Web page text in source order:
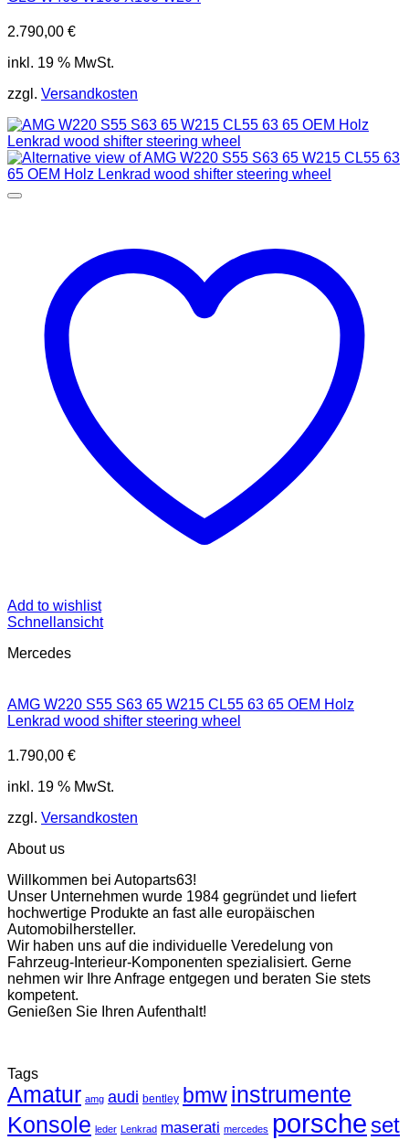
2.790,00 €
inkl. 19 % MwSt.
zzgl. Versandkosten
Add to wishlist
Schnellansicht
Mercedes
AMG W220 S55 S63 65 W215 CL55 63 65 OEM Holz
Lenkrad wood shifter steering wheel
1.790,00 €
inkl. 19 % MwSt.
zzgl. Versandkosten
About us
Willkommen bei Autoparts63!
Unser Unternehmen wurde 1984 gegründet und liefert
hochwertige Produkte an fast alle europäischen
Automobilhersteller.
Wir haben uns auf die individuelle Veredelung von
Fahrzeug-Interieur-Komponenten spezialisiert. Gerne
nehmen wir Ihre Anfrage entgegen und beraten Sie stets
kompetent.
Genießen Sie Ihren Aufenthalt!
Tags
Amatur amg audi bentley bmwinstrumente
Konsole leder Lenkrad maserati mercedes porsche set